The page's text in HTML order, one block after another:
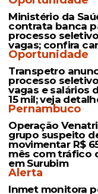
Ministério da
contrata banca
processo
vagas; confira
Oportunidade
Transpetro
processo seletivo
vagas e salários
15 mil; veja
Pernambuco
Operação
grupo suspeito
movimentar R$
mês com tráfico
em Surubim
Alerta
Inmet monitora